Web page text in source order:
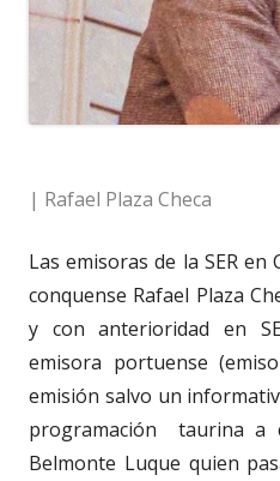
| Rafael Plaza Checa
Las emisoras de la SER
conquense Rafael Plaza
y con anterioridad en
emisora portuense
emisión salvo un
programación
taurina a
Belmonte Luque quien